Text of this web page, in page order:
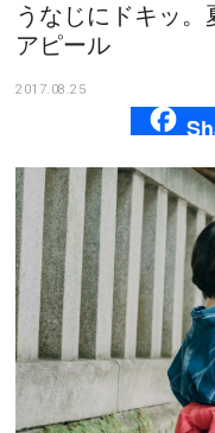
合コン・街コン
マッチングアプリ
あるある
その他
ドキドキ
仕事とキャリア
うなじにドキッ
アピール
2017.08.25